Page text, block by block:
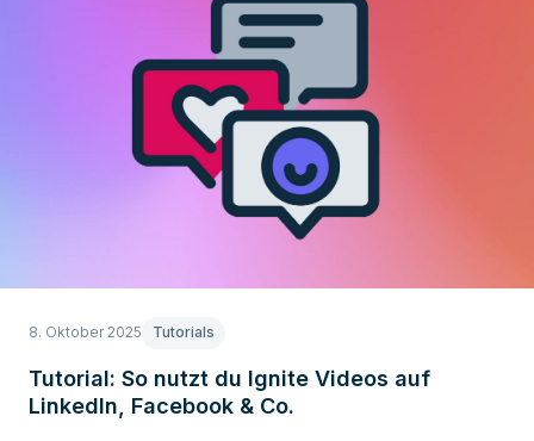
8. Oktober 2025 Tutorials
Tutorial: So nutzt du Ignite Videos auf
LinkedIn, Facebook & Co.